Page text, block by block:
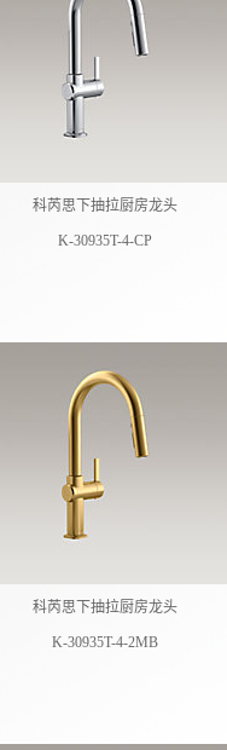
科芮思下抽拉厨房龙头
K-30935T-4-CP
科芮思下抽拉厨房龙头
K-30935T-4-2MB